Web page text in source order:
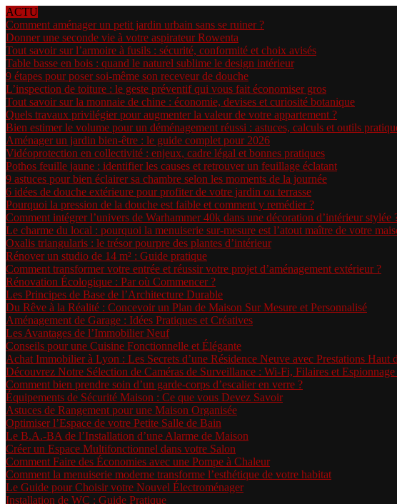
ACTU
Comment aménager un petit jardin urbain sans se ruiner ?
Donner une seconde vie à votre aspirateur Rowenta
Tout savoir sur l’armoire à fusils : sécurité, conformité et choix avisés
Table basse en bois : quand le naturel sublime le design intérieur
9 étapes pour poser soi-même son receveur de douche
L’inspection de toiture : le geste préventif qui vous fait économiser gros
Tout savoir sur la monnaie de chine : économie, devises et curiosité botanique
Quels travaux privilégier pour augmenter la valeur de votre appartement ?
Bien estimer le volume pour un déménagement réussi : astuces, calculs et outils
Aménager un jardin bien-être : le guide complet pour 2026
Vidéoprotection en collectivité : enjeux, cadre légal et bonnes pratiques
Pothos feuille jaune : identifier les causes et retrouver un feuillage éclatant
9 astuces pour bien éclairer sa chambre selon les moments de la journée
6 idées de douche extérieure pour profiter de votre jardin ou terrasse
Pourquoi la pression de la douche est faible et comment y remédier ?
Comment intégrer l’univers de Warhammer 40k dans une décoration d’intérieur stylée
Le charme du local : pourquoi la menuiserie sur-mesure est l’atout maître de votre
Oxalis triangularis : le trésor pourpre des plantes d’intérieur
Rénover un studio de 14 m² : Guide pratique
Comment transformer votre entrée et réussir votre projet d’aménagement extérieur ?
Rénovation Écologique : Par où Commencer ?
Les Principes de Base de l’Architecture Durable
Du Rêve à la Réalité : Concevoir un Plan de Maison Sur Mesure et Personnalisé
Aménagement de Garage : Idées Pratiques et Créatives
Les Avantages de l’Immobilier Neuf
Conseils pour une Cuisine Fonctionnelle et Élégante
Achat Immobilier à Lyon : Les Secrets d’une Résidence Neuve avec Prestations Haut
Découvrez Notre Sélection de Caméras de Surveillance : Wi-Fi, Filaires et
Comment bien prendre soin d’un garde-corps d’escalier en verre ?
Équipements de Sécurité Maison : Ce que vous Devez Savoir
Astuces de Rangement pour une Maison Organisée
Optimiser l’Espace de votre Petite Salle de Bain
Le B.A.-BA de l’Installation d’une Alarme de Maison
Créer un Espace Multifonctionnel dans votre Salon
Comment Faire des Économies avec une Pompe à Chaleur
Comment la menuiserie moderne transforme l’esthétique de votre habitat
Le Guide pour Choisir votre Nouvel Électroménager
Installation de WC : Guide Pratique